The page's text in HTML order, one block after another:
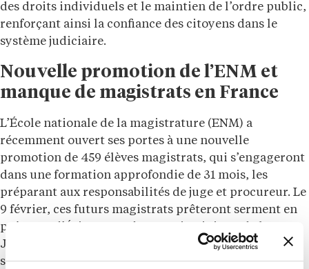
des droits individuels et le maintien de l’ordre public,
renforçant ainsi la confiance des citoyens dans le
système judiciaire.
Nouvelle promotion de l’ENM et
manque de magistrats en France
L’École nationale de la magistrature (ENM) a
récemment ouvert ses portes à une nouvelle
promotion de 459 élèves magistrats, qui s’engageront
dans une formation approfondie de 31 mois, les
préparant aux responsabilités de juge et procureur. Le
9 février, ces futurs magistrats prêteront serment en
présence d’Éric Dupond-Moretti, ministre de la
Justice, marquant ainsi le début de leur carrière au
service de la justice.